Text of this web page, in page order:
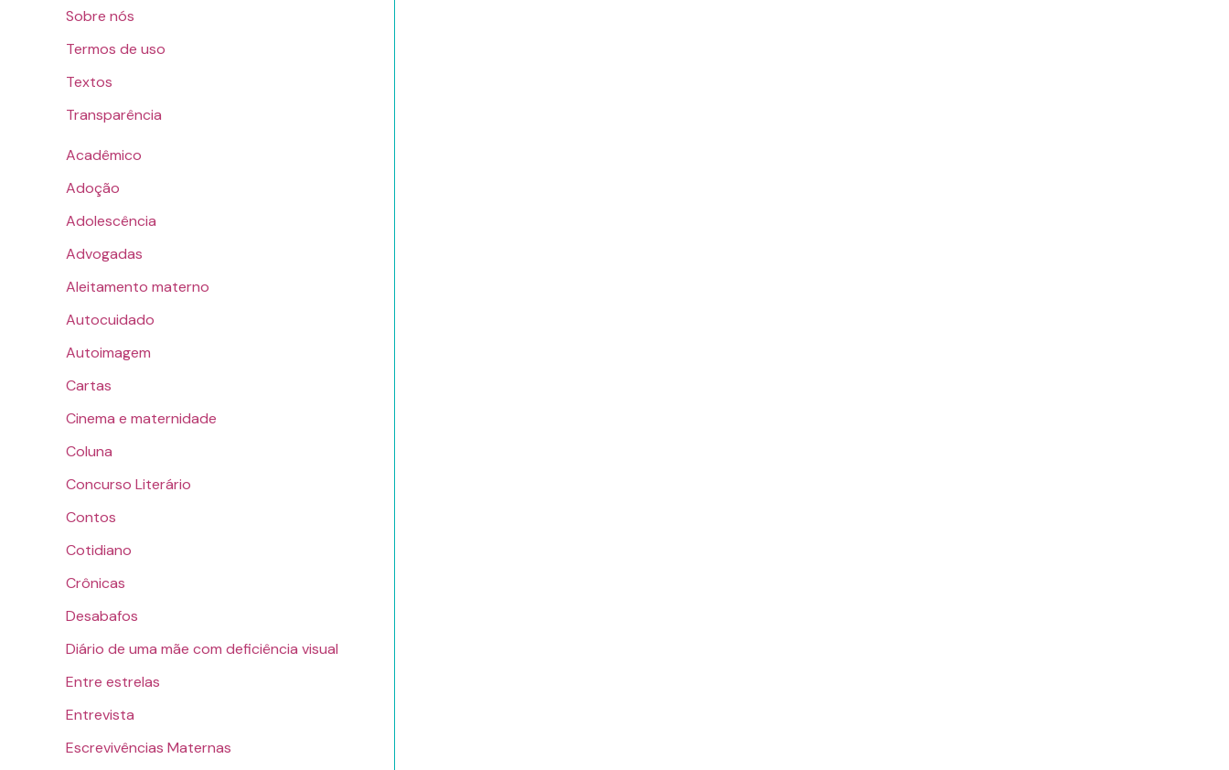
Sobre nós
Termos de uso
Textos
Transparência
Acadêmico
Adoção
Adolescência
Advogadas
Aleitamento materno
Autocuidado
Autoimagem
Cartas
Cinema e maternidade
Coluna
Concurso Literário
Contos
Cotidiano
Crônicas
Desabafos
Diário de uma mãe com deficiência visual
Entre estrelas
Entrevista
Escrevivências Maternas